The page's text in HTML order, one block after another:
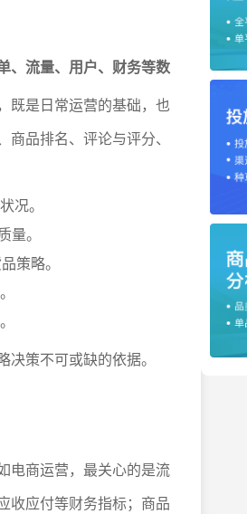
、流量、用户、财务等数
既是日常运营的基础，也
品排名、评论与评分、
况。
。
策略。
策不可或缺的依据。
电商运营，最关心的是流
收应付等财务指标；商品